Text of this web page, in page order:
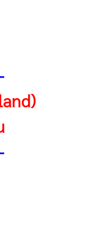
-
ม่ ไร่แสงเดือน โฮมสเต